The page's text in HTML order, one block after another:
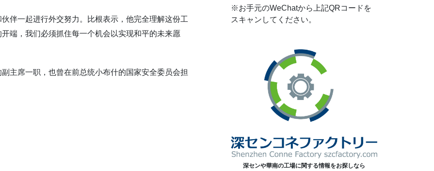
伴一起进行外交努力。比根表示，他完全理解这份工
端，我们必须抓住每一个机会以实现和平的未来愿
主席一职，也曾在前总统小布什的国家安全委员会担
※お手元のWeChatから上記QRコードを
スキャンしてください。
深センや華南の工場に関する情報をお探しなら